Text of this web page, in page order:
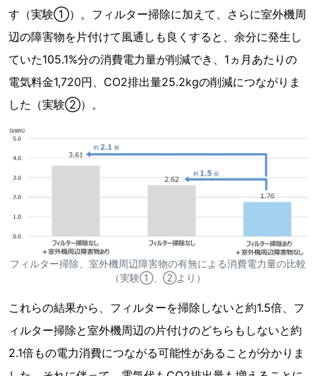
す（実験①）。フィルター掃除に加えて、さらに室外機周
辺の障害物を片付けて風通しも良くすると、余分に発生し
ていた105.1%分の消費電力量が削減でき、1ヵ月あたりの
電気料金1,720円、CO2排出量25.2kgの削減につながりま
した（実験②）。
フィルター掃除、室外機周辺障害物の有無による消費電力量の比較
（実験①、②より）
これらの結果から、フィルターを掃除しないと約1.5倍、フ
ィルター掃除と室外機周辺の片付けのどちらもしないと約
2.1倍もの電力消費につながる可能性があることが分かりま